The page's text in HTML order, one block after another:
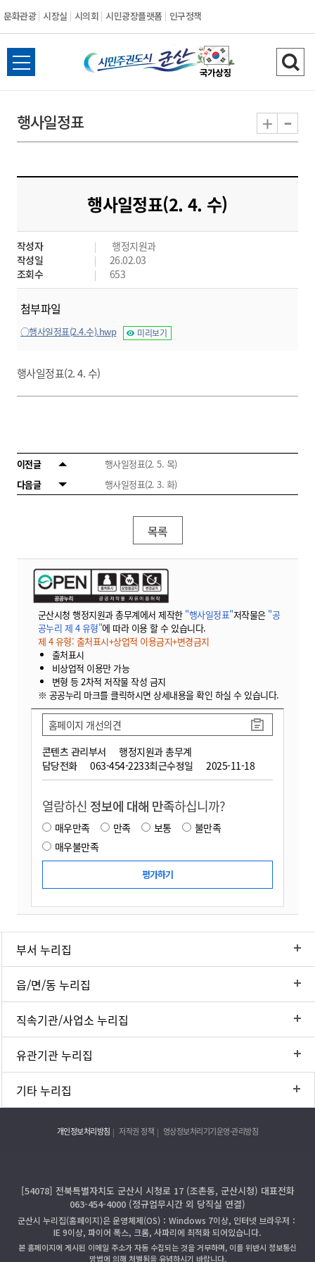
문화관광 시장실 시의회 시민광장플랫폼 인구정책
시
민
도
시
군
산
전
체
뉴
열
검
색
기
행사일정표 + -
행사일정표(2. 4. 수)
작성자
행정지원과
작성일
26.02.03
조회수
653
첨부파일
○행사일정표(2.4.수).hwp 미리보기
행사일정표(2. 4. 수)
이전글
행사일정표(2. 5. 목)
다음글
행사일정표(2. 3. 화)
목록
군산시청 행정지원과 총무계에서 제작한 "행사일정표"저작물은 "공
공누리 제 4 유형"에 따라 이용 할 수 있습니다.
제 4 유형: 출처표시+상업적 이용금지+변경금지
출처표시
비상업적 이용만 가능
변형 등 2차적 저작물 작성 금지
※ 공공누리 마크를 클릭하시면 상세내용을 확인 하실 수 있습니다.
콘텐츠 관리부서
행정지원과 총무계
담당전화
063-454-2233최근수정일 2025-11-18
홈페이지 개선의견
열람하신 정보에 대해 만족하십니까?
매우만족 만족 보통
불만족
매우불만족
부서 누리집
읍/면/동 누리집
직속기관/사업소 누리집
유관기관 누리집
기타 누리집
개인정보처리방침 저작권 정책 영상정보처리기기운영·관리방침
[54078] 전북특별자치도 군산시 시청로 17 (조촌동, 군산시청) 대표전화
063-454-4000 (정규업무시간 외 당직실 연결)
군산시 누리집(홈페이지)은 운영체제(OS)：Windows 7이상, 인터넷 브라우저：
IE 9이상, 파이어 폭스, 크롬, 사파리에 최적화 되어있습니다.
본 홈페이지에 게시된 이메일 주소가 자동 수집되는 것을 거부하며, 이를 위반시 정보통신
망법에 의해 처벌됨을 유념하시기 바랍니다.